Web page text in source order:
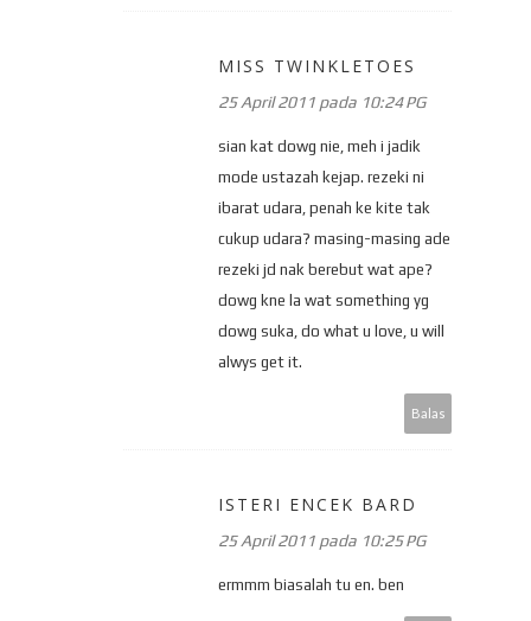
MISS TWINKLETOES
25 April 2011 pada 10:24 PG
sian kat dowg nie, meh i jadik
mode ustazah kejap. rezeki ni
ibarat udara, penah ke kite tak
cukup udara? masing-masing ade
rezeki jd nak berebut wat ape?
dowg kne la wat something yg
dowg suka, do what u love, u will
alwys get it.
Balas
ISTERI ENCEK BARD
25 April 2011 pada 10:25 PG
ermmm biasalah tu en. ben